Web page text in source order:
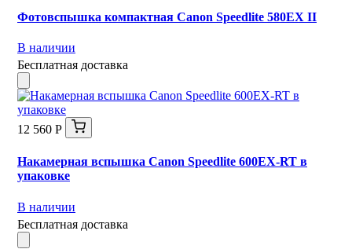
Фотовспышка компактная Canon Speedlite 580EX II
В наличии
Бесплатная доставка
12 560 Р
Накамерная вспышка Canon Speedlite 600EX-RT в
упаковке
В наличии
Бесплатная доставка